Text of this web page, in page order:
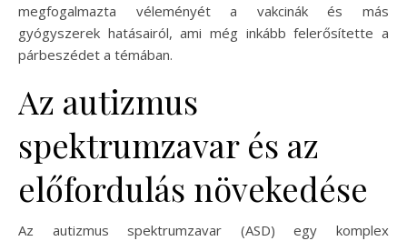
megfogalmazta véleményét a vakcinák és más
gyógyszerek hatásairól, ami még inkább felerősítette a
párbeszédet a témában.
Az autizmus
spektrumzavar és az
előfordulás növekedése
Az autizmus spektrumzavar (ASD) egy komplex